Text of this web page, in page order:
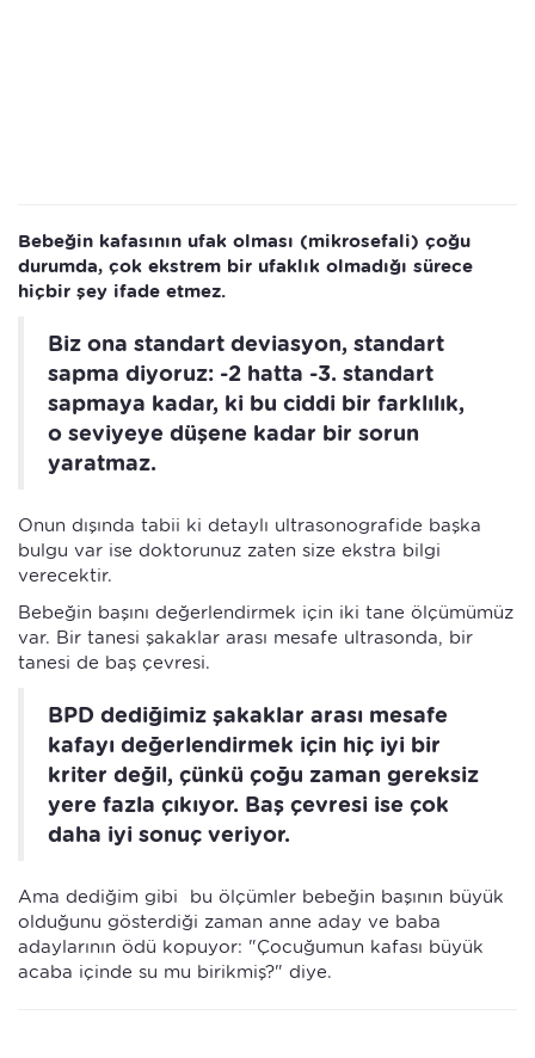
Bebeğin kafasının ufak olması (mikrosefali) çoğu
durumda, çok ekstrem bir ufaklık olmadığı sürece
hiçbir şey ifade etmez.
Biz ona standart deviasyon, standart
sapma diyoruz: -2 hatta -3. standart
sapmaya kadar, ki bu ciddi bir farklılık,
o seviyeye düşene kadar bir sorun
yaratmaz.
Onun dışında tabii ki detaylı ultrasonografide başka
bulgu var ise doktorunuz zaten size ekstra bilgi
verecektir.
Bebeğin başını değerlendirmek için iki tane ölçümümüz
var. Bir tanesi şakaklar arası mesafe ultrasonda, bir
tanesi de baş çevresi.
BPD dediğimiz şakaklar arası mesafe
kafayı değerlendirmek için hiç iyi bir
kriter değil, çünkü çoğu zaman gereksiz
yere fazla çıkıyor. Baş çevresi ise çok
daha iyi sonuç veriyor.
Ama dediğim gibi bu ölçümler bebeğin başının büyük
olduğunu gösterdiği zaman anne aday ve baba
adaylarının ödü kopuyor: "Çocuğumun kafası büyük
acaba içinde su mu birikmiş?" diye.